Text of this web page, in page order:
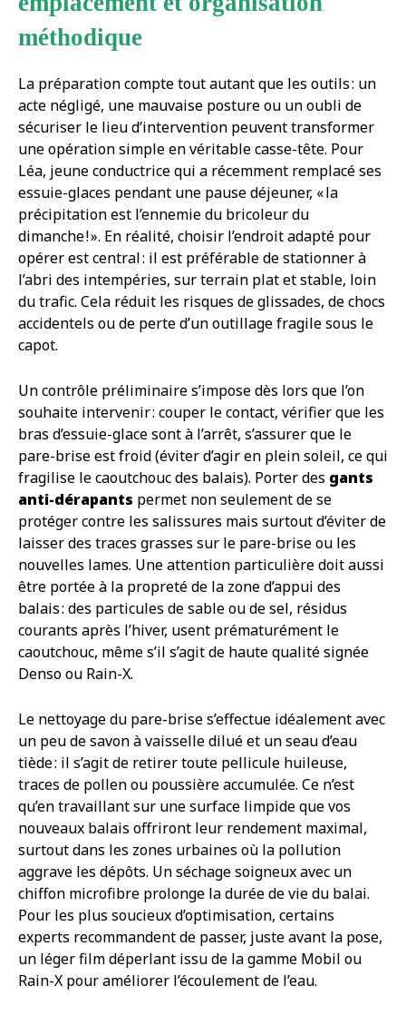
méthodique
La préparation compte tout autant que les outils : un
acte négligé, une mauvaise posture ou un oubli de
sécuriser le lieu d’intervention peuvent transformer
une opération simple en véritable casse-tête. Pour
Léa, jeune conductrice qui a récemment remplacé ses
essuie-glaces pendant une pause déjeuner, « la
précipitation est l’ennemie du bricoleur du
dimanche ! ». En réalité, choisir l’endroit adapté pour
opérer est central : il est préférable de stationner à
l’abri des intempéries, sur terrain plat et stable, loin
du trafic. Cela réduit les risques de glissades, de chocs
accidentels ou de perte d’un outillage fragile sous le
capot.
Un contrôle préliminaire s’impose dès lors que l’on
souhaite intervenir : couper le contact, vérifier que les
bras d’essuie-glace sont à l’arrêt, s’assurer que le
pare-brise est froid (éviter d’agir en plein soleil, ce qui
fragilise le caoutchouc des balais). Porter des gants
anti-dérapants permet non seulement de se
protéger contre les salissures mais surtout d’éviter de
laisser des traces grasses sur le pare-brise ou les
nouvelles lames. Une attention particulière doit aussi
être portée à la propreté de la zone d’appui des
balais : des particules de sable ou de sel, résidus
courants après l’hiver, usent prématurément le
caoutchouc, même s’il s’agit de haute qualité signée
Denso ou Rain-X.
Le nettoyage du pare-brise s’effectue idéalement avec
un peu de savon à vaisselle dilué et un seau d’eau
tiède : il s’agit de retirer toute pellicule huileuse,
traces de pollen ou poussière accumulée. Ce n’est
qu’en travaillant sur une surface limpide que vos
nouveaux balais offriront leur rendement maximal,
surtout dans les zones urbaines où la pollution
aggrave les dépôts. Un séchage soigneux avec un
chiffon microfibre prolonge la durée de vie du balai.
Pour les plus soucieux d’optimisation, certains
experts recommandent de passer, juste avant la pose,
un léger film déperlant issu de la gamme Mobil ou
Rain-X pour améliorer l’écoulement de l’eau.